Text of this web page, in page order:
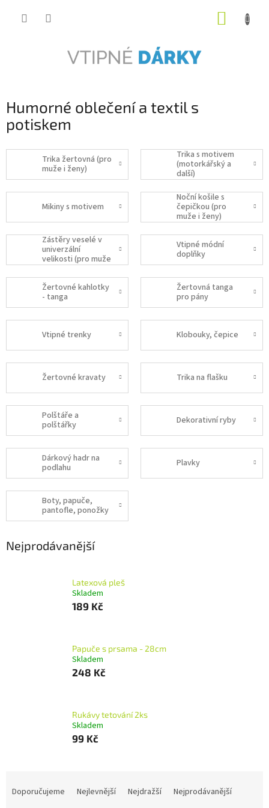
Humorné oblečení a textil s
potiskem
Trika žertovná (pro
muže i ženy)
Trika s motivem
(motorkářský a
další)
Mikiny s motivem
Noční košile s
čepičkou (pro
muže i ženy)
Zástěry veselé v
univerzální
velikosti (pro muže
i ženy)
Vtipné módní
doplňky
Žertovné kahlotky
- tanga
Žertovná tanga
pro pány
Vtipné trenky Klobouky, čepice
Žertovné kravaty Trika na flašku
Polštáře a
polštářky
Dekorativní ryby
Dárkový hadr na
podlahu
Plavky
Boty, papuče,
pantofle, ponožky
Nejprodávanější
Latexová pleš
Skladem
189 Kč
Papuče s prsama - 28cm
Skladem
248 Kč
Rukávy tetování 2ks
Skladem
99 Kč
Doporučujeme Nejlevnější Nejdražší
Nejprodávanější